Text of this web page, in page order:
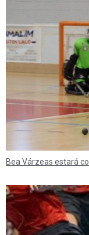
Bea Várzeas estará